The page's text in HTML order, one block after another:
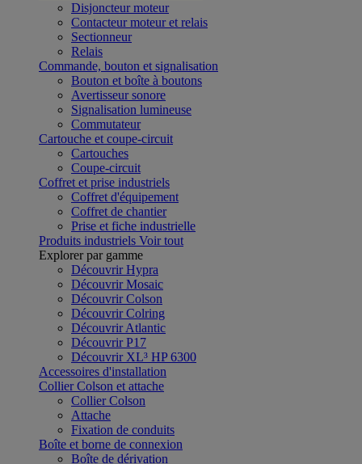
Disjoncteur moteur
Contacteur moteur et relais
Sectionneur
Relais
Commande, bouton et signalisation
Bouton et boîte à boutons
Avertisseur sonore
Signalisation lumineuse
Commutateur
Cartouche et coupe-circuit
Cartouches
Coupe-circuit
Coffret et prise industriels
Coffret d'équipement
Coffret de chantier
Prise et fiche industrielle
Produits industriels Voir tout
Explorer par gamme
Découvrir Hypra
Découvrir Mosaic
Découvrir Colson
Découvrir Colring
Découvrir Atlantic
Découvrir P17
Découvrir XL³ HP 6300
Accessoires d'installation
Collier Colson et attache
Collier Colson
Attache
Fixation de conduits
Boîte et borne de connexion
Boîte de dérivation